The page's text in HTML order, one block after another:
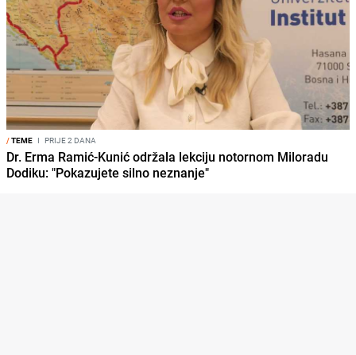
/TEME I PRIJE 2 DANA
Dr. Erma Ramić-Kunić održala lekciju notornom Miloradu
Dodiku: "Pokazujete silno neznanje"